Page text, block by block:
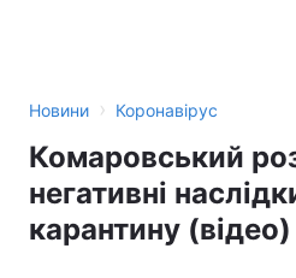
Новини › Коронавірус
Комаровський
негативні
карантину (відео)